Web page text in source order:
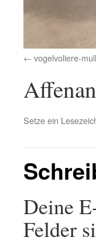
vogelvoliere-
Setze ein
Deine
Felder